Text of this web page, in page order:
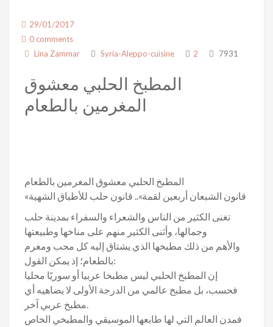
29/01/2017
0 comments
Lina Zammar
Syria-Aleppo-cuisine 2 7931
المطبخ الحلبي معشوق
المغرمين بالطعام
المطبخ الحلبي معشوق المغرمين بالطعام
«قانون الشبعان أربعين لقمة».. قانون حلب للأطباق الشهية
تغنى الكثير من الناس والشعراء والسفراء بمدينة حلب
وجمالها، وأثنى الكثير منهم على مناخها وطبيعتها
والأهم من ذلك مطبخها الذي يشتاق إليه كل محب ومغرم
بالطعام؛ إذ يمكن القول:
إن المطبخ الحلبي ليس مطبخا عربيا أو سوريًا محليا
فحسب، بل مطبخ عالمي من الدرجة الأولى لا يضاهيه أي
مطبخ عربي آخر.
فمدن العالم التي لها طابعها الموسيقي والمطبخي الخاص